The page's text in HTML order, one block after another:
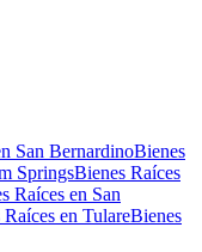
San BernardinoBienes
SpringsBienes Raíces
Raíces en San
en TulareBienes